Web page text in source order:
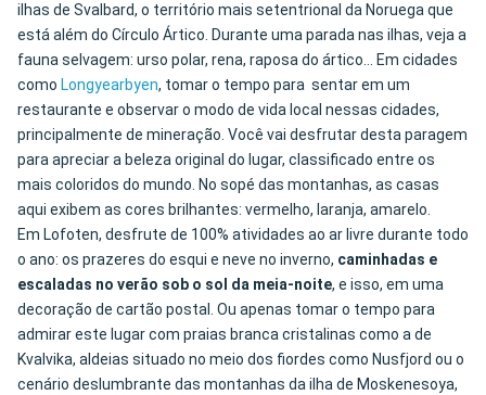
ilhas de Svalbard, o território mais setentrional da Noruega que
está além do Círculo Ártico. Durante uma parada nas ilhas, veja a
fauna selvagem: urso polar, rena, raposa do ártico... Em cidades
como Longyearbyen, tomar o tempo para sentar em um
restaurante e observar o modo de vida local nessas cidades,
principalmente de mineração. Você vai desfrutar desta paragem
para apreciar a beleza original do lugar, classificado entre os
mais coloridos do mundo. No sopé das montanhas, as casas
aqui exibem as cores brilhantes: vermelho, laranja, amarelo.
Em Lofoten, desfrute de 100% atividades ao ar livre durante todo
o ano: os prazeres do esqui e neve no inverno, caminhadas e
escaladas no verão sob o sol da meia-noite, e isso, em uma
decoração de cartão postal. Ou apenas tomar o tempo para
admirar este lugar com praias branca cristalinas como a de
Kvalvika, aldeias situado no meio dos fiordes como Nusfjord ou o
cenário deslumbrante das montanhas da ilha de Moskenesoya,